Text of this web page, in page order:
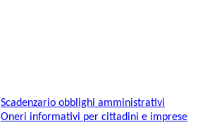
Scadenzario obblighi amministrativi
Oneri informativi per cittadini e imprese